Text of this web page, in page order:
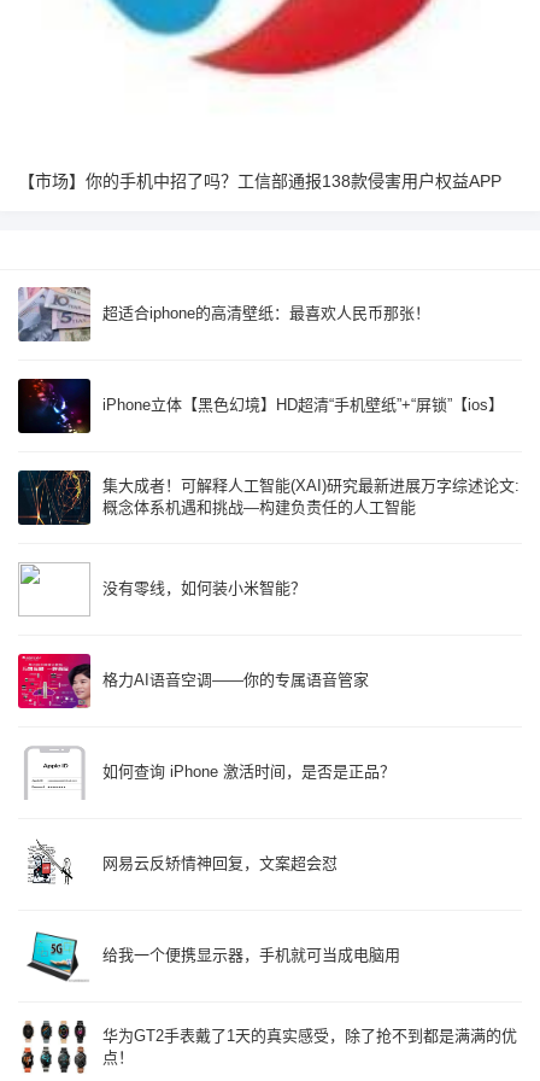
【市场】你的手机中招了吗？工信部通报138款侵害用户权益APP
超适合iphone的高清壁纸：最喜欢人民币那张！
iPhone立体【黑色幻境】HD超清“手机壁纸”+“屏锁”【ios】
集大成者！可解释人工智能(XAI)研究最新进展万字综述论文:
概念体系机遇和挑战—构建负责任的人工智能
没有零线，如何装小米智能？
格力AI语音空调——你的专属语音管家
如何查询 iPhone 激活时间，是否是正品？
网易云反矫情神回复，文案超会怼
给我一个便携显示器，手机就可当成电脑用
华为GT2手表戴了1天的真实感受，除了抢不到都是满满的优
点！